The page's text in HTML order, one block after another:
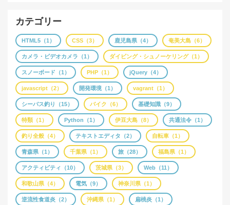
カテゴリー
HTML5（1） CSS（3） 鹿児島県（4） 奄美大島（6）
カメラ・ビデオカメラ（1） ダイビング・シュノーケリング（1）
スノーボード（1） PHP（1） jQuery（4）
javascript（2） 開発環境（1） vagrant（1）
シーバス釣り（15） バイク（6） 基礎知識（9）
特類（1） Python（1） 伊豆大島（8） 共通法令（1）
釣り全般（4） テキストエディタ（2） 自転車（1）
青森県（1） 千葉県（1） 旅（28） 福島県（1）
アクティビティ（10） 茨城県（3） Web（11）
和歌山県（4） 電気（9） 神奈川県（1）
逆流性食道炎（2） 沖縄県（1） 扁桃炎（1）